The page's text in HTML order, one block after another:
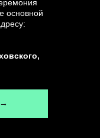
основной